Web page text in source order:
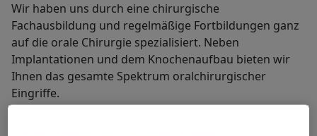
Wir haben uns durch eine chirurgische
Fachausbildung und regelmäßige Fortbildungen ganz
auf die orale Chirurgie spezialisiert. Neben
Implantationen und dem Knochenaufbau bieten wir
Ihnen das gesamte Spektrum oralchirurgischer
Eingriffe.